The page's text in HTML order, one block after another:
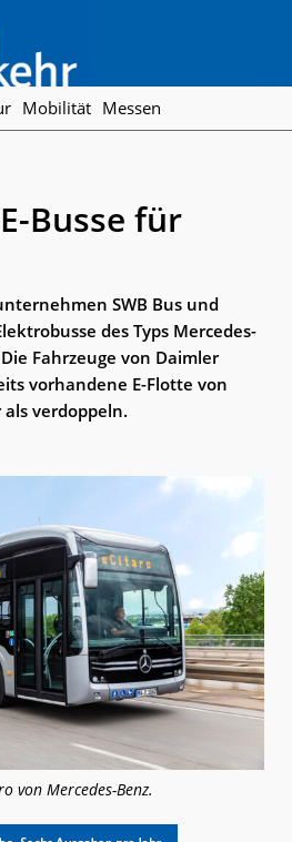
Mobilität Messen
Busse für
SWB Bus und
des Typs Mercedes-
Fahrzeuge von Daimler
vorhandene E-Flotte von
als verdoppeln.
von Mercedes-Benz.